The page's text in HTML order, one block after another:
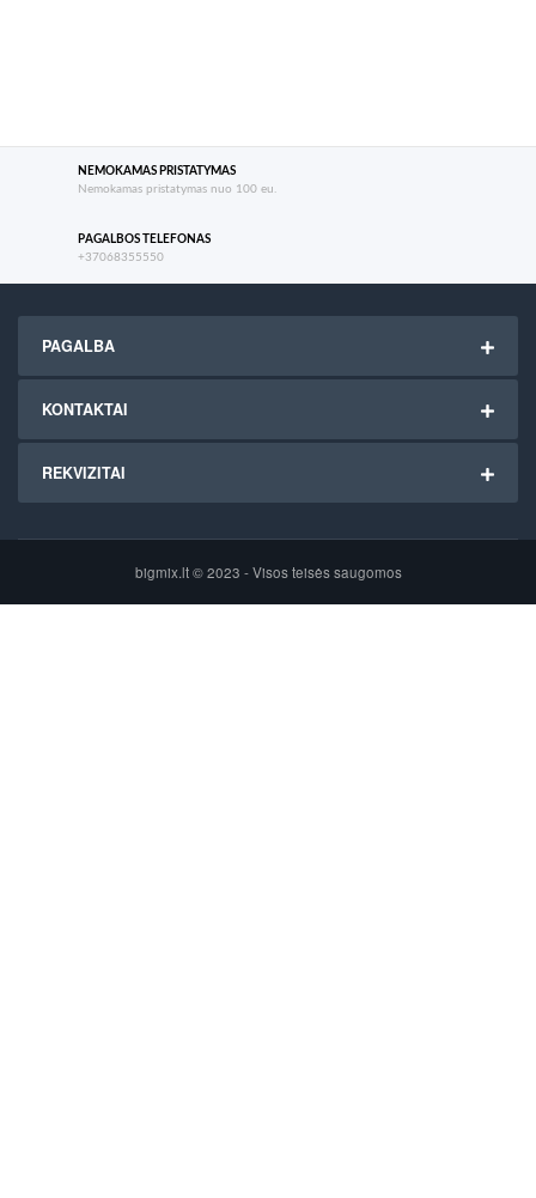
NEMOKAMAS PRISTATYMAS
Nemokamas pristatymas nuo 100 eu.
PAGALBOS TELEFONAS
+37068355550
PAGALBA
KONTAKTAI
REKVIZITAI
bigmix.lt © 2023 - Visos teisės saugomos